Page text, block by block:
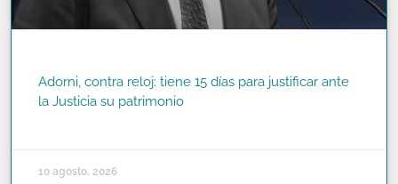
Adorni, contra reloj: tiene 15 días para justificar ante
la Justicia su patrimonio
10 agosto, 2026